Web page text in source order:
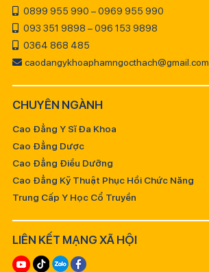
0899 955 990 – 0969 955 990
093 351 9898 – 096 153 9898
0364 868 485
caodangykhoaphamngocthach@gmail.com
CHUYÊN NGÀNH
Cao Đẳng Y Sĩ Đa Khoa
Cao Đẳng Dược
Cao Đẳng Điều Dưỡng
Cao Đẳng Kỹ Thuật Phục Hồi Chức Năng
Trung Cấp Y Học Cổ Truyền
LIÊN KẾT MẠNG XÃ HỘI